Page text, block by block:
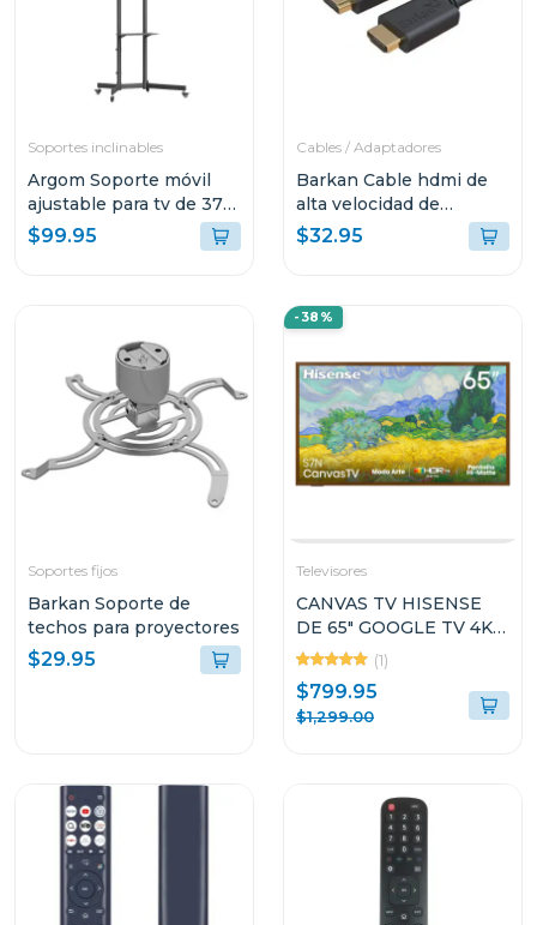
Soportes inclinables
Argom Soporte móvil
ajustable para tv de 37"
a 70" br8225
$99.95
Cables / Adaptadores
Barkan Cable hdmi de
alta velocidad de
35ft/10.6m hd106e
$32.95
Soportes fijos
Barkan Soporte de
techos para proyectores
$29.95
-38%
Televisores
CANVAS TV HISENSE
DE 65" GOOGLE TV 4K
UHD 65S7N
(1)
$799.95
$1,299.00